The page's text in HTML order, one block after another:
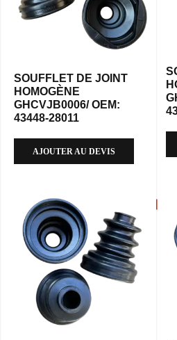
SOUFFLET DE JOINT
HOMOGÈNE
GHCVJB0006/ OEM:
43448-28011
AJOUTER AU DEVIS